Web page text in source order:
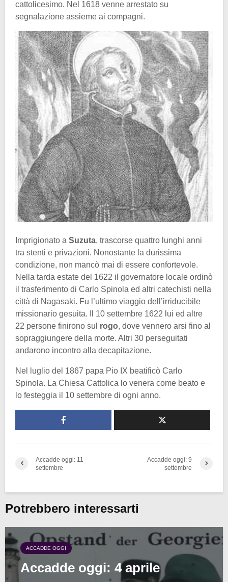
cattolicesimo. Nel 1618 venne arrestato su
segnalazione assieme ai compagni.
Imprigionato a Suzuta, trascorse quattro lunghi anni
tra stenti e privazioni. Nonostante la durissima
condizione, non mancò mai di essere confortevole.
Nella tarda estate del 1622 il governatore locale ordinò
il trasferimento di Carlo Spinola ed altri catechisti nella
città di Nagasaki. Fu l’ultimo viaggio dell’irriducibile
missionario gesuita. Il 10 settembre 1622 lui ed altre
22 persone finirono sul rogo, dove vennero arsi fino al
sopraggiungere della morte. Altri 30 perseguitati
andarono incontro alla decapitazione.
Nel luglio del 1867 papa Pio IX beatificò Carlo
Spinola. La Chiesa Cattolica lo venera come beato e
lo festeggia il 10 settembre di ogni anno.
Accadde oggi: 11
settembre
Accadde oggi: 9
settembre
Potrebbero interessarti
ACCADDE OGGI
Accadde oggi: 4 aprile